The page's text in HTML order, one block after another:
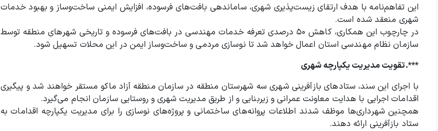
این تفاهم‌نامه با هدف ارتقای زیست‌پذیری شهری، ساماندهی بافت‌های فرسوده، افزایش ایمنی ساخت‌وساز و بهبود خدمات
شهری منعقد شده است.
در چارچوب این همکاری، کاهش ۵۰ درصدی تعرفه خدمات مهندسی در بافت‌های فرسوده و تاریخی شهرهای منطقه توسط
سازمان نظام مهندسی استان اعمال خواهد شد تا نوسازی مردمی و ساخت‌وساز ایمن در این محلات تسهیل شود.
***.تقویت مدیریت یکپارچه شهری
با اجرای این سند، ستادهای بازآفرینی شهری سه شهرستان منطقه در سازمان منطقه آزاد ماکو مستقر خواهند شد و پیگیری
اقدامات اجرایی با هدایت معاونت عمرانی و زیربنایی و از طریق مدیریت شهری و روستایی سازمان انجام می‌گیرد.
همچنین شهرداری‌ها موظف شدند اطلاعات پروانه‌های ساختمانی و پروژه‌های نوسازی را برای مدیریت یکپارچه اقدامات به
ستاد بازآفرینی ارائه دهند.